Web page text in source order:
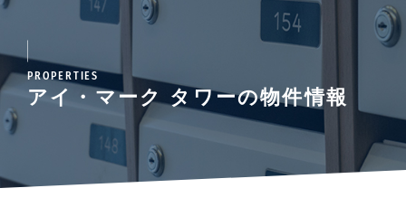
PROPERTIES
アイ・マーク タワーの物件情報